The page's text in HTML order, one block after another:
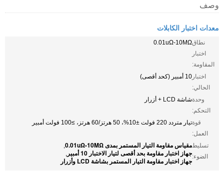
وصف
معدات اختبار الكابلات
نطاق
اختبار
المقاومة:
0.01uΩ-10MΩ
اختبار
الحالي:
10 أمبير (كحد أقصى)
وحدة
التحكم:
شاشة LCD + أزرار
قوة
العمل:
تيار متردد 220 فولت ±10%، 50 هرتز/60 هرتز، ≥100 فولت أمبير
تسليط
الضوء:
مقياس مقاومة التيار المستمر بمدى 0.01uΩ-10MΩ ,
جهاز اختبار مقاومة بحد أقصى لتيار الاختبار 10 أمبير ,
جهاز اختبار مقاومة التيار المستمر بشاشة LCD وأزرار